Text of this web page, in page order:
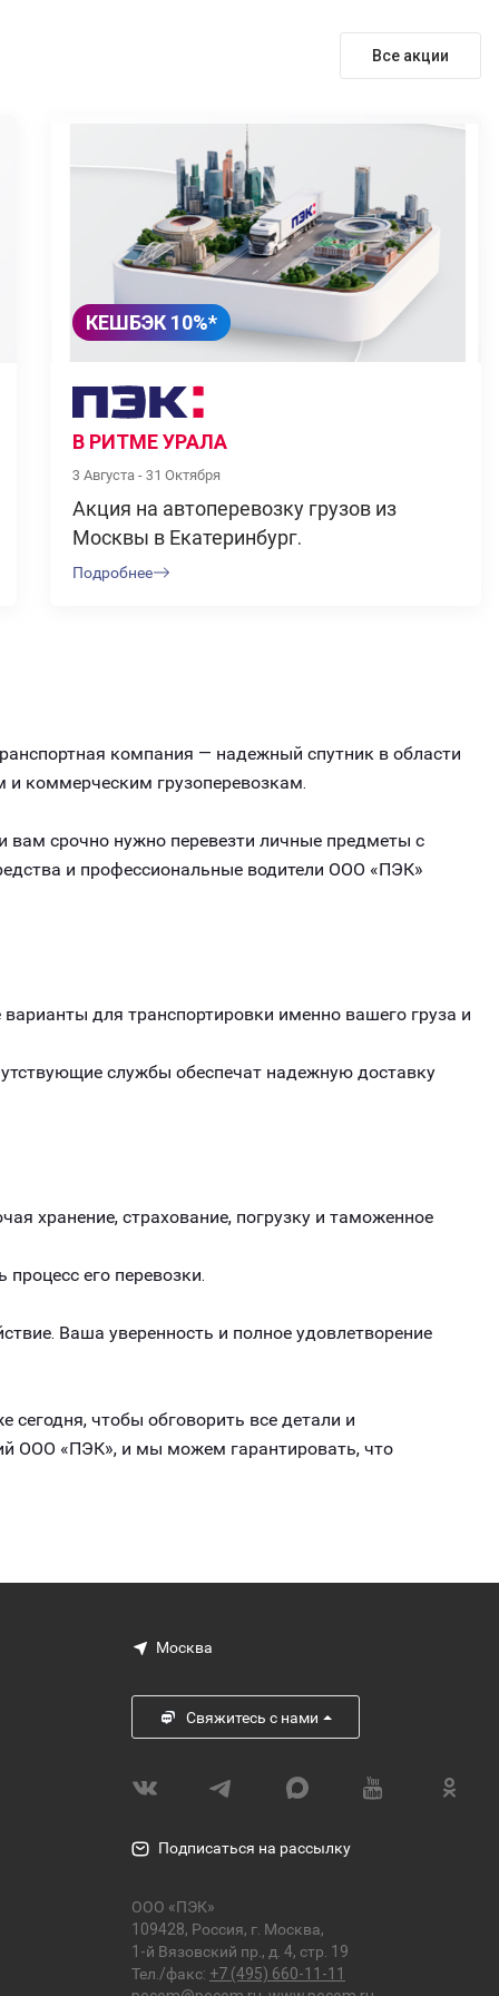
Все акции
КЕШБЭК 10%*
В РИТМЕ УРАЛА
3 Августа - 31 Октября
Акция на автоперевозку грузов из
Москвы в Екатеринбург.
Подробнее
компания — надежный спутник в области
и коммерческим грузоперевозкам.
вам срочно нужно перевезти личные предметы с
и профессиональные водители ООО «ПЭК»
для транспортировки именно вашего груза и
службы обеспечат надежную доставку
хранение, страхование, погрузку и таможенное
его перевозки.
Ваша уверенность и полное удовлетворение
чтобы обговорить все детали и
ООО «ПЭК», и мы можем гарантировать, что
Москва
Свяжитесь с нами
Подписаться на рассылку
ООО «ПЭК»
109428, Россия, г. Москва,
1-й Вязовский пр., д. 4, стр. 19
Тел./факс: +7 (495) 660-11-11